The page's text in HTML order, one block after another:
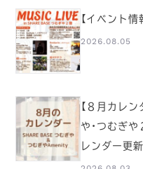
【イベント
2026.08.05
【８月カレ
や・つむぎ
レンダー更